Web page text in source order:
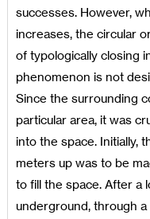
successes. However,
increases, the circular
of typologically closing
phenomenon is not
Since the surrounding
particular area, it was
into the space. Initially,
meters up was to be
to fill the space. After a
underground, through